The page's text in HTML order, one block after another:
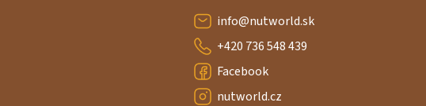
info@nutworld.sk
+420 736 548 439
Facebook
nutworld.cz